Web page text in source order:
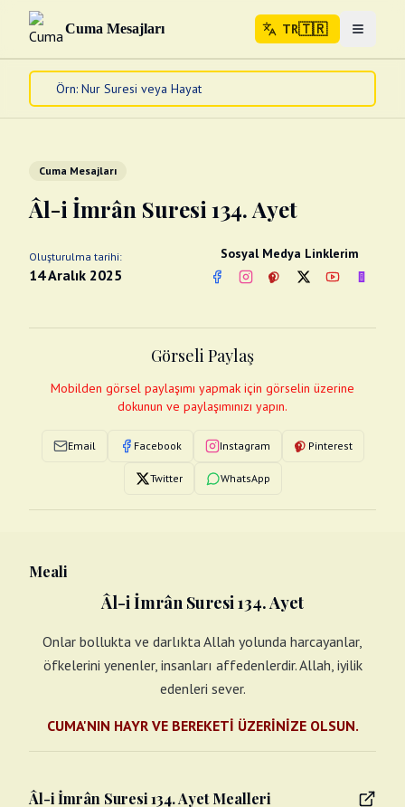
Cuma Mesajları TR🇹🇷 Menuyu
Ana Sayfa
Bayram Mesajları
Diğer
Abdest Videoları
Fotograflar
Cuma Mesajları
Âl-i İmrân Suresi 134. Ayet
Oluşturulma tarihi:
14 Aralık 2025
Sosyal Medya Linklerim
FacebookInstagram
PinterestTwitterYouTube
Görseli Paylaş
Mobilden görsel paylaşımı yapmak için görselin üzerine
dokunun ve paylaşımınızı yapın.
Email Facebook Instagram Pinterest
Twitter WhatsApp
Meali
Âl-i İmrân Suresi 134. Ayet
Onlar bollukta ve darlıkta Allah yolunda harcayanlar,
öfkelerini yenenler, insanları affedenlerdir. Allah, iyilik
edenleri sever.
CUMA'NIN HAYR VE BEREKETİ ÜZERİNİZE OLSUN.
Âl-i İmrân Suresi 134. Ayet Mealleri